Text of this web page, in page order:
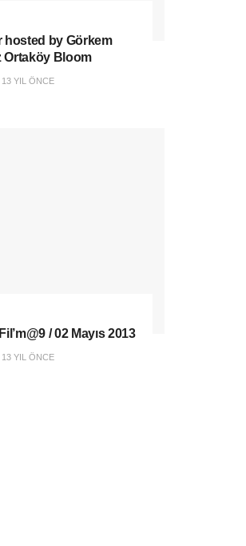
hosted by Görkem
Ortaköy Bloom
13 YIL ÖNCE
/ 02 Mayıs 2013
13 YIL ÖNCE